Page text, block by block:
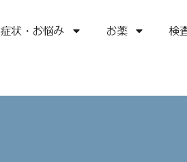
症状・お悩み お薬 検